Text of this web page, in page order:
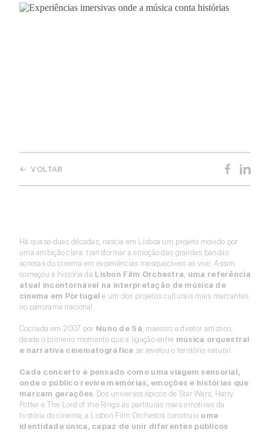
Junte-se a nós
← VOLTAR
Há quase duas décadas, nascia em Lisboa um projeto movido por
uma ambição clara: transformar a emoção das grandes bandas
sonoras do cinema em experiências inesquecíveis ao vivo. Assim
começou a história da Lisbon Film Orchestra, uma referência
atual incontornável na interpretação de música de
cinema em Portugal e um dos projetos culturais mais marcantes
no panorama nacional.
Cocriada em 2007 por Nuno de Sá, maestro e diretor artístico,
desde o primeiro momento que a ligação entre música orquestral
e narrativa cinematográfica se revelou o território natural.
Cada concerto é pensado como uma viagem sensorial,
onde o público revive memórias, emoções e histórias que
marcam gerações. Dos universos épicos de Star Wars, Harry
Potter e The Lord of the Rings às partituras mais emotivas da
história do cinema, a Lisbon Film Orchestra construiu uma
identidade única, capaz de unir diferentes públicos